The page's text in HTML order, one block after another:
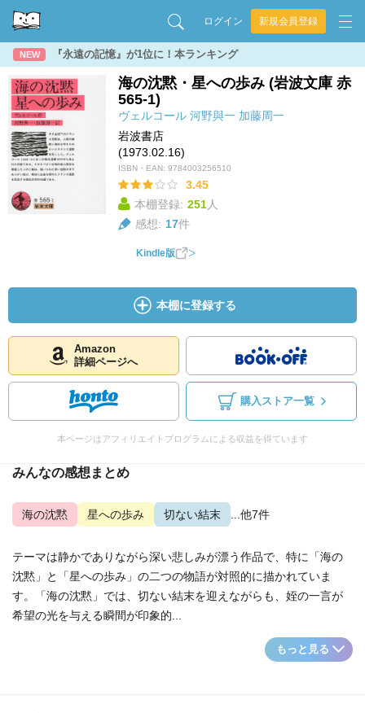
ログイン 新規会員登録
NEW 『永遠の記憶』が1位に！本ランキング
海の沈黙・星への歩み (岩波文庫 赤
565-1)
ヴェルコール 河野與一 加藤周一
岩波書店
(1973.02.16)
ISBN・EAN: 9784003256510
3.45
本棚登録: 251人
感想: 17件
Kindle版
本棚に登録する
Amazon
詳細ページへ
購入ストア一覧
本ページはアフィリエイトプログラムによる収益を得ています
みんなの感想まとめ
海の沈黙 星への歩み 切ない結末 ...他7件
テーマは静かでありながら深い悲しみが漂う作品で、特に「海の
沈黙」と「星への歩み」の二つの物語が対照的に描かれていま
す。「海の沈黙」では、切ない結末を迎えながらも、姪の一言が
希望の光を与える瞬間が印象的...
もっと見る